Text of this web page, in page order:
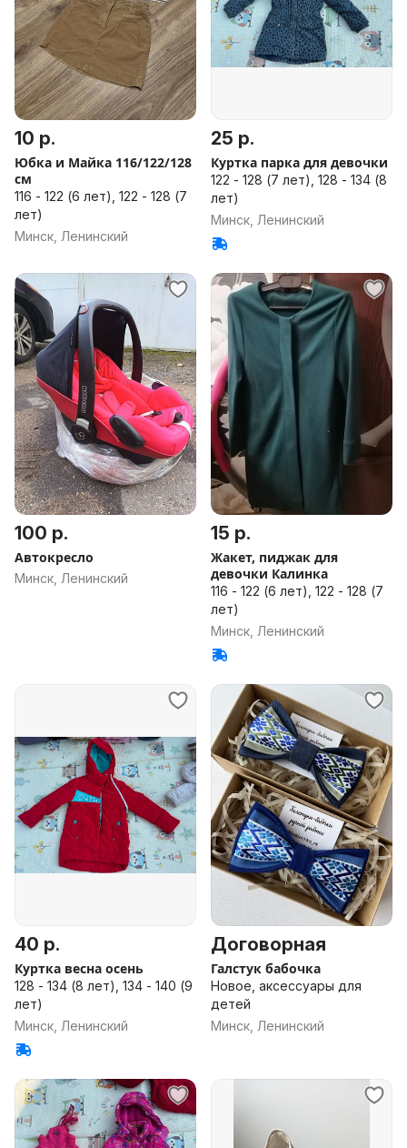
10 р.
Юбка и Майка 116/122/128
см
116 - 122 (6 лет), 122 - 128 (7
лет)
Минск, Ленинский
25 р.
Куртка парка для девочки
122 - 128 (7 лет), 128 - 134 (8
лет)
Минск, Ленинский
100 р.
Автокресло
Минск, Ленинский
15 р.
Жакет, пиджак для
девочки Калинка
116 - 122 (6 лет), 122 - 128 (7
лет)
Минск, Ленинский
40 р.
Куртка весна осень
128 - 134 (8 лет), 134 - 140 (9
лет)
Минск, Ленинский
Договорная
Галстук бабочка
Новое, аксессуары для
детей
Минск, Ленинский